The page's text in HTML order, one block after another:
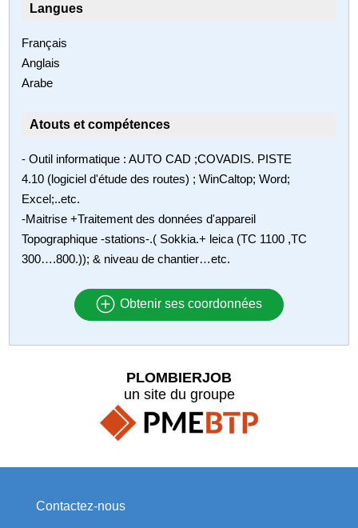
Langues
Français
Anglais
Arabe
Atouts et compétences
- Outil informatique : AUTO CAD ;COVADIS. PISTE
4.10 (logiciel d'étude des routes) ; WinCaltop; Word;
Excel;..etc.
-Maitrise +Traitement des données d'appareil
Topographique -stations-.( Sokkia.+ leica (TC 1100 ,TC
300….800.)); & niveau de chantier…etc.
Obtenir ses coordonnées
PLOMBIERJOB
un site du groupe
Contactez-nous